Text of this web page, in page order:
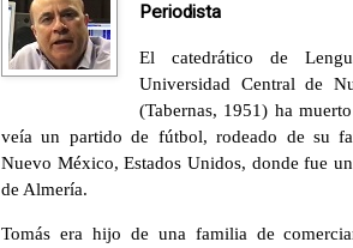
Periodista
El catedrático de
Universidad Central de
(Tabernas, 1951) ha
veía un partido de fútbol, rodeado de su
Nuevo México, Estados Unidos, donde fue
de Almería.
Tomás era hijo de una familia de